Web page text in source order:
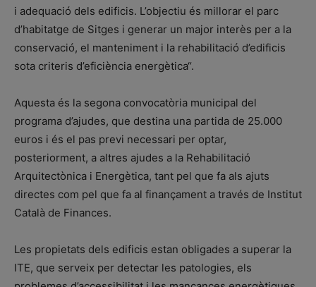
i adequació dels edificis. L’objectiu és millorar el parc
d’habitatge de Sitges i generar un major interès per a la
conservació, el manteniment i la rehabilitació d’edificis
sota criteris d’eficiència energètica“.
Aquesta és la segona convocatòria municipal del
programa d’ajudes, que destina una partida de 25.000
euros i és el pas previ necessari per optar,
posteriorment, a altres ajudes a la Rehabilitació
Arquitectònica i Energètica, tant pel que fa als ajuts
directes com pel que fa al finançament a través de Institut
Català de Finances.
Les propietats dels edificis estan obligades a superar la
ITE, que serveix per detectar les patologies, els